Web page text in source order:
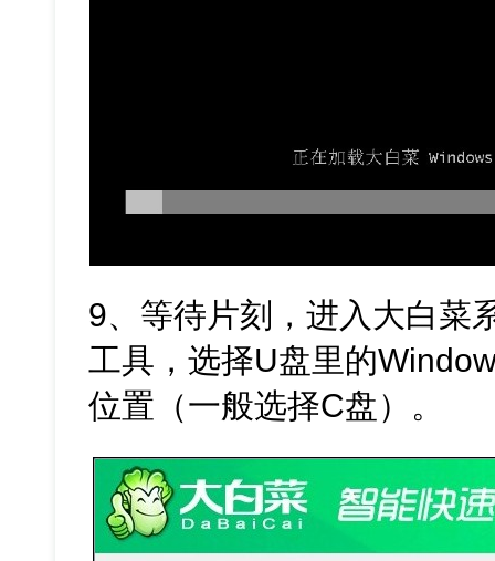
9、等待片刻，进入大白菜
工具，选择U盘里的
位置（一般选择C盘）。